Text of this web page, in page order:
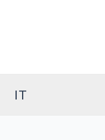
IT